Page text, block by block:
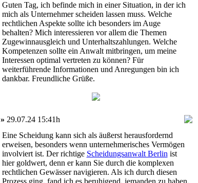
Guten Tag, ich befinde mich in einer Situation, in der ich
mich als Unternehmer scheiden lassen muss. Welche
rechtlichen Aspekte sollte ich besonders im Auge
behalten? Mich interessieren vor allem die Themen
Zugewinnausgleich und Unterhaltszahlungen. Welche
Kompetenzen sollte ein Anwalt mitbringen, um meine
Interessen optimal vertreten zu können? Für
weiterführende Informationen und Anregungen bin ich
dankbar. Freundliche Grüße.
» 29.07.24 15:41h
Eine Scheidung kann sich als äußerst herausfordernd
erweisen, besonders wenn unternehmerisches Vermögen
involviert ist. Der richtige Scheidungsanwalt Berlin ist
hier goldwert, denn er kann Sie durch die komplexen
rechtlichen Gewässer navigieren. Als ich durch diesen
Prozess ging, fand ich es beruhigend, jemanden zu haben,